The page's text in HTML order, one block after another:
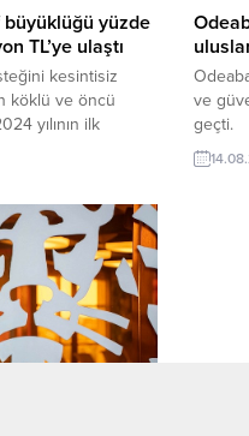
büyüklüğü yüzde
TL’ye ulaştı
kesintisiz
köklü ve öncü
yılının ilk
kamuoyu
2024 yılının ilk
59 milyon TL vergi
milyar 192 milyon TL
ve
geçti.